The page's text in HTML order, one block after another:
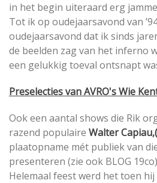
in het begin uiteraard erg
Tot ik op oudejaarsavond van
oudejaarsavond dat ik sinds
de beelden zag van het inferno
een gelukkig toeval ontsnapt
Preselecties van AVRO's Wie
Ook een aantal shows die Rik
razend populaire Walter
plaatopname mét publiek van
presenteren (zie ook BLOG
Helemaal feest werd het toen